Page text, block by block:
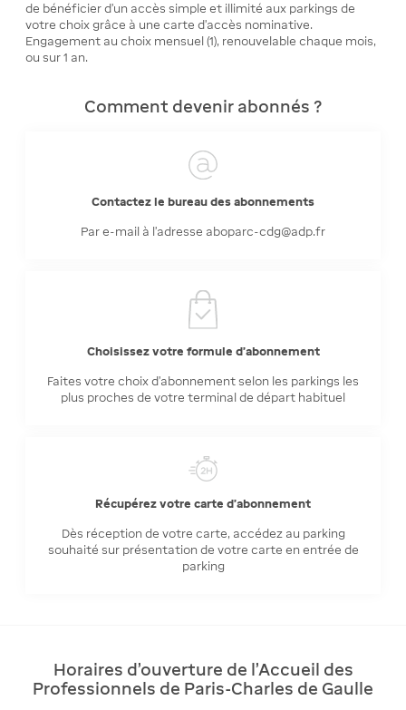
de bénéficier d'un accès simple et illimité aux parkings de
votre choix grâce à une carte d’accès nominative.
Engagement au choix mensuel (1), renouvelable chaque mois,
ou sur 1 an.
Comment devenir abonnés ?
Contactez le bureau des abonnements
Par e-mail à l'adresse aboparc-cdg@adp.fr
Choisissez votre formule d'abonnement
Faites votre choix d'abonnement selon les parkings les
plus proches de votre terminal de départ habituel
Récupérez votre carte d'abonnement
Dès réception de votre carte, accédez au parking
souhaité sur présentation de votre carte en entrée de
parking
Horaires d'ouverture de l'Accueil des
Professionnels de Paris-Charles de Gaulle